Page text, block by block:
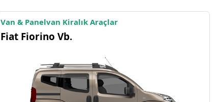
Van & Panelvan Kiralık Araçlar
Fiat Fiorino Vb.